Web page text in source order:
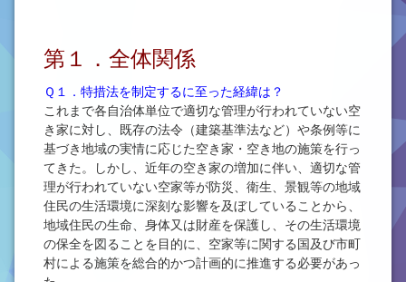
第１．全体関係
Ｑ１．特措法を制定するに至った経緯は？
これまで各自治体単位で適切な管理が行われていない空
き家に対し、既存の法令（建築基準法など）や条例等に
基づき地域の実情に応じた空き家・空き地の施策を行っ
てきた。しかし、近年の空き家の増加に伴い、適切な管
理が行われていない空家等が防災、衛生、景観等の地域
住民の生活環境に深刻な影響を及ぼしていることから、
地域住民の生命、身体又は財産を保護し、その生活環境
の保全を図ることを目的に、空家等に関する国及び市町
村による施策を総合的かつ計画的に推進する必要があっ